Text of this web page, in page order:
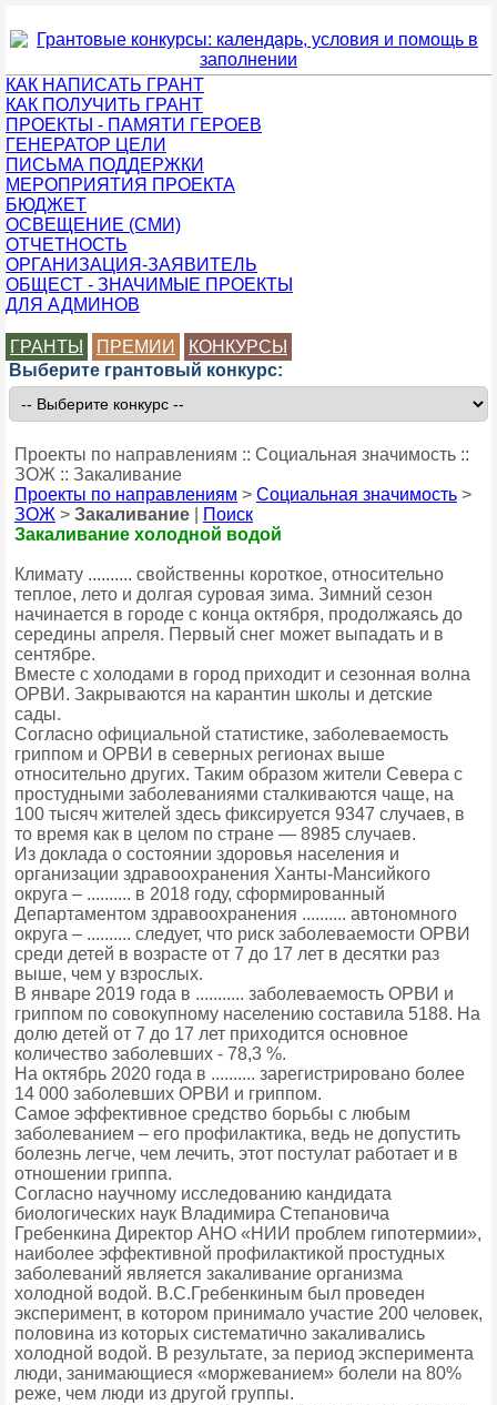
КАК НАПИСАТЬ ГРАНТ
КАК ПОЛУЧИТЬ ГРАНТ
ПРОЕКТЫ - ПАМЯТИ ГЕРОЕВ
ГЕНЕРАТОР ЦЕЛИ
ПИСЬМА ПОДДЕРЖКИ
МЕРОПРИЯТИЯ ПРОЕКТА
БЮДЖЕТ
ОСВЕЩЕНИЕ (СМИ)
ОТЧЕТНОСТЬ
ОРГАНИЗАЦИЯ-ЗАЯВИТЕЛЬ
ОБЩЕСТ - ЗНАЧИМЫЕ ПРОЕКТЫ
ДЛЯ АДМИНОВ
ГРАНТЫ ПРЕМИИ
КОНКУРСЫ
Выберите грантовый конкурс:
Проекты по направлениям :: Социальная значимость ::
ЗОЖ :: Закаливание
Проекты по направлениям > Социальная значимость >
ЗОЖ > Закаливание
Поиск
Закаливание холодной водой
Климату .......... свойственны короткое, относительно
теплое, лето и долгая суровая зима. Зимний сезон
начинается в городе с конца октября, продолжаясь до
середины апреля. Первый снег может выпадать и в
сентябре.
Вместе с холодами в город приходит и сезонная волна
ОРВИ. Закрываются на карантин школы и детские
сады.
Согласно официальной статистике, заболеваемость
гриппом и ОРВИ в северных регионах выше
относительно других. Таким образом жители Севера с
простудными заболеваниями сталкиваются чаще, на
100 тысяч жителей здесь фиксируется 9347 случаев, в
то время как в целом по стране — 8985 случаев.
Из доклада о состоянии здоровья населения и
организации здравоохранения Ханты-Мансийкого
округа – .......... в 2018 году, сформированный
Департаментом здравоохранения .......... автономного
округа – .......... следует, что риск заболеваемости ОРВИ
среди детей в возрасте от 7 до 17 лет в десятки раз
выше, чем у взрослых.
В январе 2019 года в ........... заболеваемость ОРВИ и
гриппом по совокупному населению составила 5188. На
долю детей от 7 до 17 лет приходится основное
количество заболевших - 78,3 %.
На октябрь 2020 года в .......... зарегистрировано более
14 000 заболевших ОРВИ и гриппом.
Самое эффективное средство борьбы с любым
заболеванием – его профилактика, ведь не допустить
болезнь легче, чем лечить, этот постулат работает и в
отношении гриппа.
Согласно научному исследованию кандидата
биологических наук Владимира Степановича
Гребенкина Директор АНО «НИИ проблем гипотермии»,
наиболее эффективной профилактикой простудных
заболеваний является закаливание организма
холодной водой. В.С.Гребенкиным был проведен
эксперимент, в котором принимало участие 200 человек,
половина из которых систематично закаливались
холодной водой. В результате, за период эксперимента
люди, занимающиеся «моржеванием» болели на 80%
реже, чем люди из другой группы.